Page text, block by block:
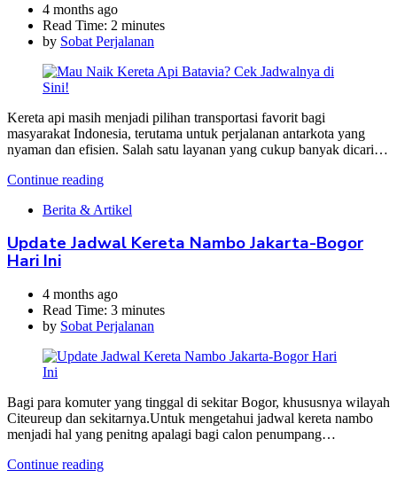
4 months ago
Read Time: 2 minutes
by Sobat Perjalanan
Kereta api masih menjadi pilihan transportasi favorit bagi
masyarakat Indonesia, terutama untuk perjalanan antarkota yang
nyaman dan efisien. Salah satu layanan yang cukup banyak dicari…
Continue reading
Berita & Artikel
Update Jadwal Kereta Nambo Jakarta-Bogor
Hari Ini
4 months ago
Read Time: 3 minutes
by Sobat Perjalanan
Bagi para komuter yang tinggal di sekitar Bogor, khususnya wilayah
Citeureup dan sekitarnya.Untuk mengetahui jadwal kereta nambo
menjadi hal yang penitng apalagi bagi calon penumpang…
Continue reading